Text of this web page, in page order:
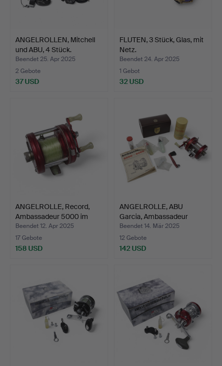
ANGELROLLEN, Mitchell
und ABU, 4 Stück.
Beendet 25. Apr 2025
2 Gebote
37 USD
FLUTEN, 3 Stück, Glas, mit
Netz.
Beendet 24. Apr 2025
1 Gebot
32 USD
ANGELROLLE, Record,
Ambassadeur 5000 im
Be…
Beendet 12. Apr 2025
17 Gebote
158 USD
ANGELROLLE, ABU
Garcia, Ambassadeur
5000.
Beendet 14. Mär 2025
12 Gebote
142 USD